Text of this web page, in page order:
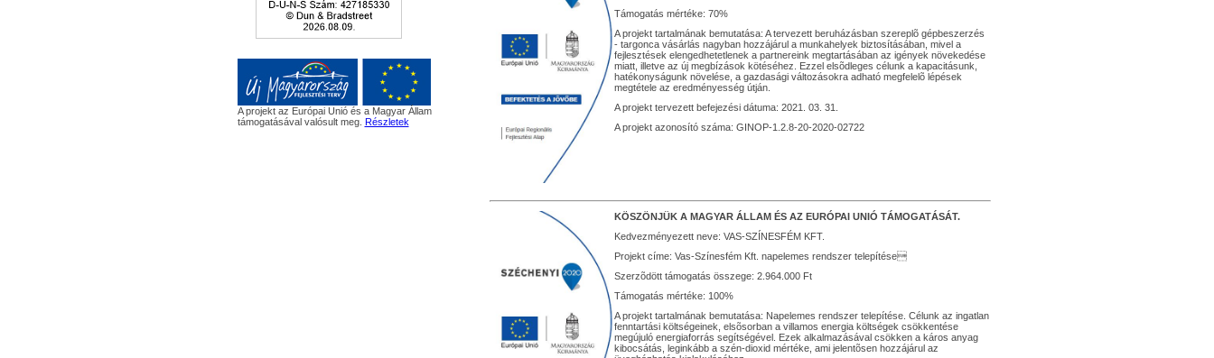
A projekt az Európai Unió és a Magyar Állam
támogatásával valósult meg. Részletek
Támogatás mértéke: 70%
A projekt tartalmának bemutatása: A tervezett beruházásban szereplõ gépbeszerzés
- targonca vásárlás nagyban hozzájárul a munkahelyek biztosításában, mivel a
fejlesztések elengedhetetlenek a partnereink megtartásában az igények növekedése
miatt, illetve az új megbízások kötéséhez. Ezzel elsõdleges célunk a kapacitásunk,
hatékonyságunk növelése, a gazdasági változásokra adható megfelelõ lépések
megtétele az eredményesség útján.
A projekt tervezett befejezési dátuma: 2021. 03. 31.
A projekt azonosító száma: GINOP-1.2.8-20-2020-02722
KÖSZÖNJÜK A MAGYAR ÁLLAM ÉS AZ EURÓPAI UNIÓ TÁMOGATÁSÁT.
Kedvezményezett neve: VAS-SZÍNESFÉM KFT.
Projekt címe: Vas-Színesfém Kft. napelemes rendszer telepítése
Szerzõdött támogatás összege: 2.964.000 Ft
Támogatás mértéke: 100%
A projekt tartalmának bemutatása: Napelemes rendszer telepítése. Célunk az ingatlan
fenntartási költségeinek, elsõsorban a villamos energia költségek csökkentése
megújuló energiaforrás segítségével. Ezek alkalmazásával csökken a káros anyag
kibocsátás, leginkább a szén-dioxid mértéke, ami jelentõsen hozzájárul az